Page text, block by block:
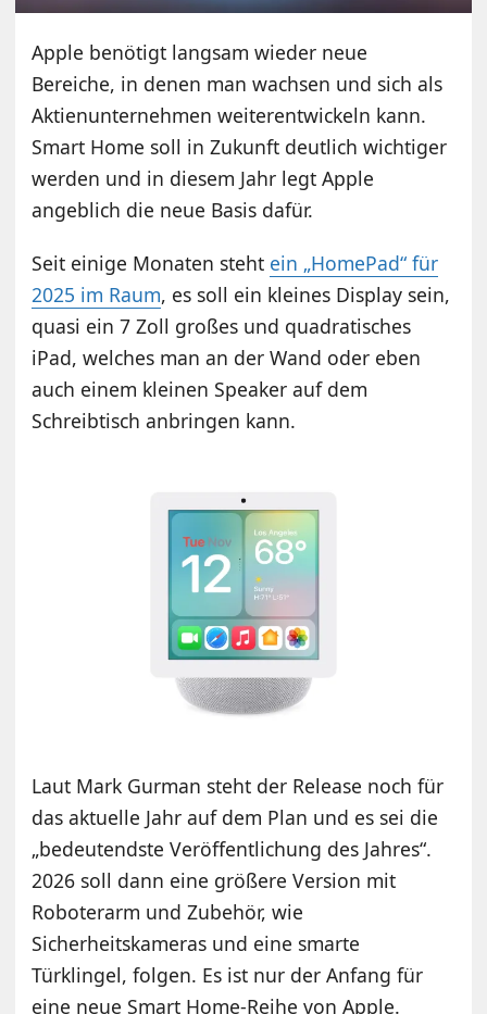
Apple benötigt langsam wieder neue
Bereiche, in denen man wachsen und sich als
Aktienunternehmen weiterentwickeln kann.
Smart Home soll in Zukunft deutlich wichtiger
werden und in diesem Jahr legt Apple
angeblich die neue Basis dafür.
Seit einige Monaten steht ein „HomePad“ für
2025 im Raum, es soll ein kleines Display sein,
quasi ein 7 Zoll großes und quadratisches
iPad, welches man an der Wand oder eben
auch einem kleinen Speaker auf dem
Schreibtisch anbringen kann.
Laut Mark Gurman steht der Release noch für
das aktuelle Jahr auf dem Plan und es sei die
„bedeutendste Veröffentlichung des Jahres“.
2026 soll dann eine größere Version mit
Roboterarm und Zubehör, wie
Sicherheitskameras und eine smarte
Türklingel, folgen. Es ist nur der Anfang für
eine neue Smart Home-Reihe von Apple.